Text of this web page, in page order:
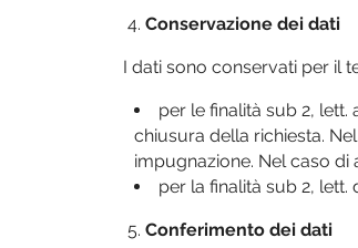
Conservazione dei dati
I dati sono conservati per il
per le finalità sub 2, lett.
chiusura della richiesta.
impugnazione. Nel caso di
per la finalità sub 2,
Conferimento dei dati